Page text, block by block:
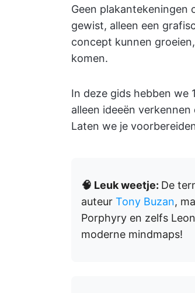
Geen plakantekeningen
gewist, alleen een
concept kunnen
komen.
In deze gids hebben we
alleen ideeën
Laten we je
🧠 Leuk weetje: De
auteur Tony Buzan,
Porphyry en zelfs
moderne mindmaps!